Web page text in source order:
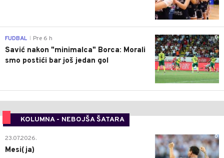
0
FUDBAL Pre 6 h
Savić nakon "minimalca" Borca: Morali
smo postići bar još jedan gol
KOLUMNA - NEBOJŠA ŠATARA
0
23.07.2026.
Mesi(ja)